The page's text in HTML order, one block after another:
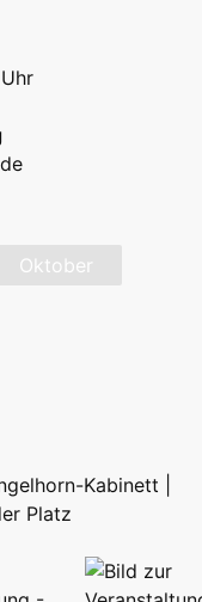
Oktober
Kabinett |
Platz